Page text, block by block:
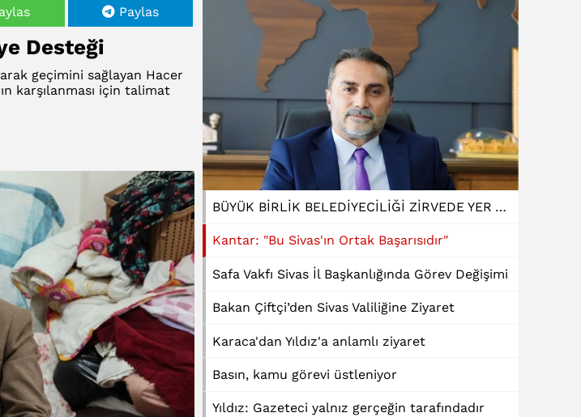
Paylas
Desteği
geçimini sağlayan Hacer
karşılanması için talimat
BÜYÜK BİRLİK BELEDİYECİLİĞİ ZİRVEDE YER ALDI
Kantar: "Bu Sivas'ın Ortak Başarısıdır"
Safa Vakfı Sivas İl Başkanlığında Görev Değişimi
Bakan Çiftçi’den Sivas Valiliğine Ziyaret
Karaca'dan Yıldız'a anlamlı ziyaret
Basın, kamu görevi üstleniyor
Yıldız: Gazeteci yalnız gerçeğin tarafındadır